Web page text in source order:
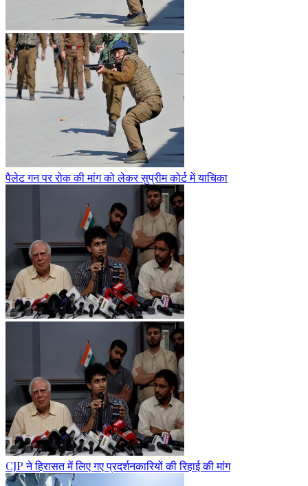
पैलेट गन पर रोक की मांग को लेकर सुप्रीम कोर्ट में याचिका
CJP ने हिरासत में लिए गए प्रदर्शनकारियों की रिहाई की मांग